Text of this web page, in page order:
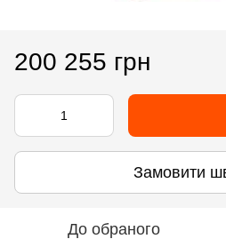
200 255 грн
Замовити
До обраного